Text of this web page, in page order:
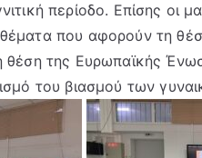
περίοδο. Επίσης οι
που αφορούν τη
θέση της Ευρωπαϊκής
του βιασμoύ των